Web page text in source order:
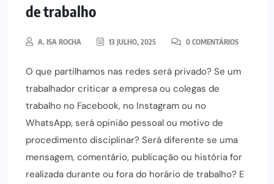
de trabalho
A. ISA ROCHA 13 JULHO, 2025 0 COMENTÁRIOS
O que partilhamos nas redes será privado? Se um
trabalhador criticar a empresa ou colegas de
trabalho no Facebook, no Instagram ou no
WhatsApp, será opinião pessoal ou motivo de
procedimento disciplinar? Será diferente se uma
mensagem, comentário, publicação ou história for
realizada durante ou fora do horário de trabalho? E